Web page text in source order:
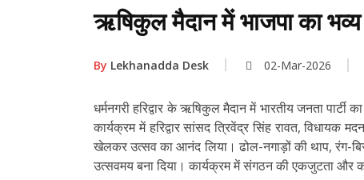
ऋषिकुल मैदान में भाजपा का भव्य
By Lekhanadda Desk 02-Mar-2026
धर्मनगरी हरिद्वार के ऋषिकुल मैदान में भारतीय जनता
कार्यक्रम में हरिद्वार सांसद त्रिवेंद्र सिंह रावत,
खेलकर उत्सव का आनंद लिया। ढोल-नगाड़ों की थाप, रंग-
उत्सवमय बना दिया। कार्यक्रम में संगठन की एकजुटता और